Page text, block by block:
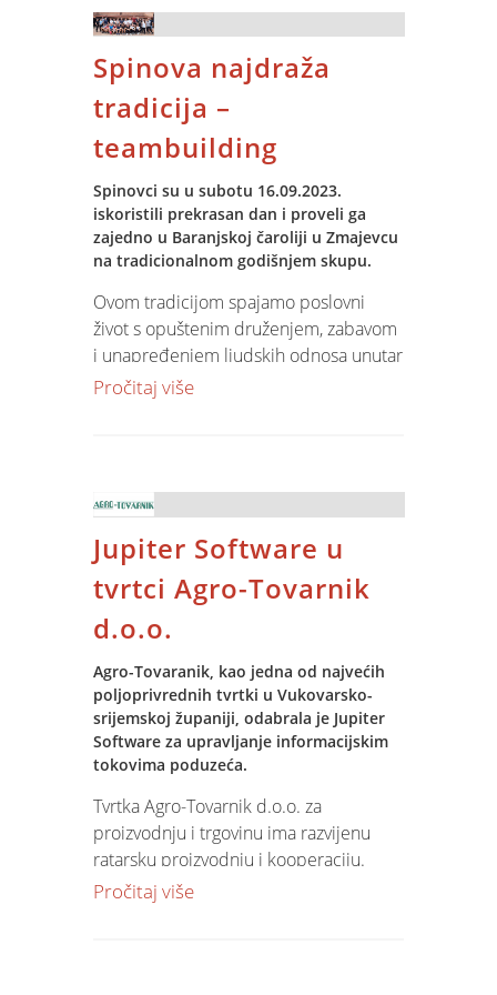
aspekte svog poslovanja od
upravljačkih informacija, financija,
nabave, fakturiranja do ljudskih resursa.
Spinova najdraža
tradicija –
teambuilding
Spinovci su u subotu 16.09.2023.
iskoristili prekrasan dan i proveli ga
zajedno u Baranjskoj čaroliji u Zmajevcu
na tradicionalnom godišnjem skupu.
Ovom tradicijom spajamo poslovni
život s opuštenim druženjem, zabavom
i unapređenjem ljudskih odnosa unutar
tvrtke.
neutraliziramo svakodnevni stres ali
ponajviše njegujemo pozitivne radne
vibracije.
Spinijadi. Od starih zaboravljenih
sportova povlačenja užeta, skakanja u
vreći preko stolnog tenisa, pikada,
bočanja, odbojke, badmintona,
kartanja, šaha, do kubb-a i golfa…
Izdašne nagrade dijelile su se po
raznim kategorijama.
Pročitaj više
Jupiter Software u
tvrtci Agro-Tovarnik
d.o.o.
Agro-Tovaranik, kao jedna od najvećih
poljoprivrednih tvrtki u Vukovarsko-
srijemskoj županiji, odabrala je Jupiter
Software za upravljanje informacijskim
tokovima poduzeća.
Tvrtka Agro-Tovarnik d.o.o. za
proizvodnju i trgovinu ima razvijenu
ratarsku proizvodnju i kooperaciju.
Dominantne kulture su ječam, pšenica,
Pročitaj više